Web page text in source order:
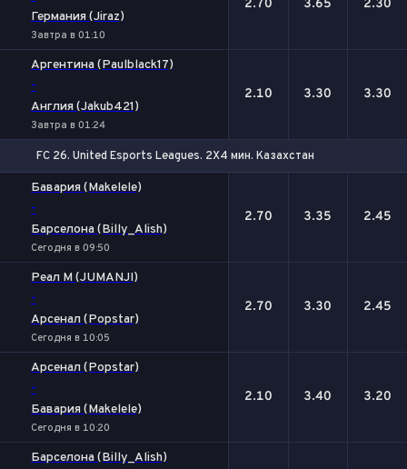
Германия (Jiraz)
Завтра в 01:10
2.70 3.65 2.30
Аргентина (Paulblack17)
-
Англия (Jakub421)
Завтра в 01:24
2.10 3.30 3.30
FC 26. United Esports Leagues. 2X4 мин. Казахстан
Бавария (Makelele)
-
Барселона (Billy_Alish)
Сегодня в 09:50
2.70 3.35 2.45
Реал М (JUMANJI)
-
Арсенал (Popstar)
Сегодня в 10:05
2.70 3.30 2.45
Арсенал (Popstar)
-
Бавария (Makelele)
Сегодня в 10:20
2.10 3.40 3.20
Барселона (Billy_Alish)